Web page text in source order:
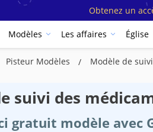
Obtenez un
Modèles Les affaires Église
Pisteur Modèles Modèle de
suivi des
gratuit modèle avec